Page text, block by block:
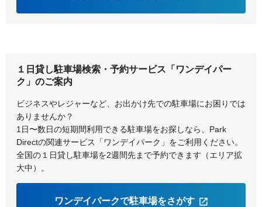
１日貸し駐車場検索・予約サービス「ワンデイパー
ク」のご案内
ビジネスやレジャーなど、お出かけ先での駐車場にお困りでは
ありませんか？
1日〜数日の短期間利用できる駐車場をお探しなら、Park
Directの関連サービス「ワンデイパーク」をご利用ください。
全国の１日貸し駐車場を2週間先まで予約できます（エリア拡
大中）。
ワンデイパークで駐車場をさがす